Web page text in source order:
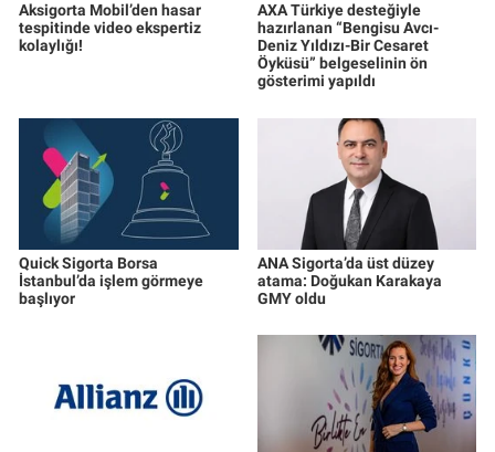
Aksigorta Mobil’den hasar
tespitinde video ekspertiz
kolaylığı!
AXA Türkiye desteğiyle
hazırlanan “Bengisu Avcı-
Deniz Yıldızı-Bir Cesaret
Öyküsü” belgeselinin ön
gösterimi yapıldı
Quick Sigorta Borsa
İstanbul’da işlem görmeye
başlıyor
ANA Sigorta’da üst düzey
atama: Doğukan Karakaya
GMY oldu